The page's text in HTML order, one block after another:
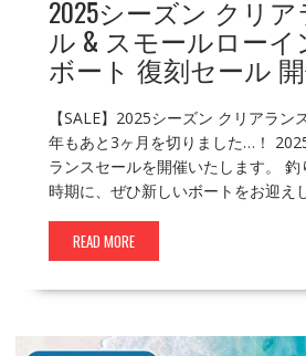
2025シーズン クリ
ル & スモールロー
ボート 復刻セール 開
【SALE】2025シーズン クリアラン
年もあと3ヶ月を切りました…！
ランスセールを開催いたします。
時期に、ぜひ新しいボートをお迎え
READ MORE